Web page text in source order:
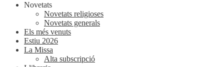
Novetats
Novetats religioses
Novetats generals
Els més venuts
Estiu 2026
La Missa
Alta subscripció